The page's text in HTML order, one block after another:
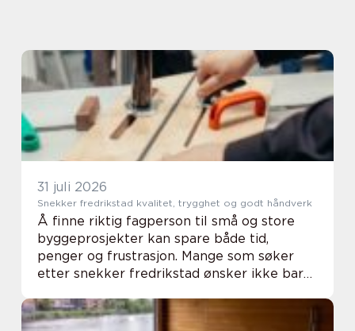
31 juli 2026
Snekker fredrikstad kvalitet, trygghet og godt håndverk
Å finne riktig fagperson til små og store
byggeprosjekter kan spare både tid,
penger og frustrasjon. Mange som søker
etter snekker fredrikstad ønsker ikke bare
en samarbeidspartner som tar ansvar fra
start til sl...